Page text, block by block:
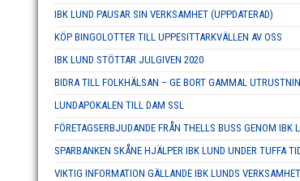
IBK LUND PAUSAR SIN VERKSAMHET (UPPDATERAD)
KÖP BINGOLOTTER TILL UPPESITTARKVÄLLEN AV OSS
IBK LUND STÖTTAR JULGIVEN 2020
BIDRA TILL FOLKHÄLSAN – GE BORT GAMMAL
LUNDAPOKALEN TILL DAM SSL
FÖRETAGSERBJUDANDE FRÅN THELLS BUSS GENOM IBK
SPARBANKEN SKÅNE HJÄLPER IBK LUND UNDER TUFFA
VIKTIG INFORMATION GÄLLANDE IBK LUNDS